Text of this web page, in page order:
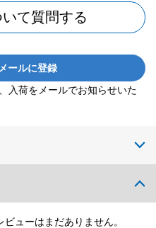
て質問する
ールに登録
入荷をメールでお知らせいた
ューはまだありません。